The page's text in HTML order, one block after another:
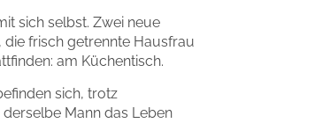
sich selbst. Zwei neue
die frisch getrennte Hausfrau
am Küchentisch.
sich, trotz
Mann das Leben